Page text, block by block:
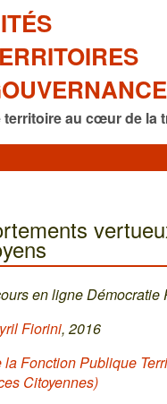
territoire au cœur de la
en ligne Démocratie
Fiorini, 2016
Fonction Publique
Citoyennes)